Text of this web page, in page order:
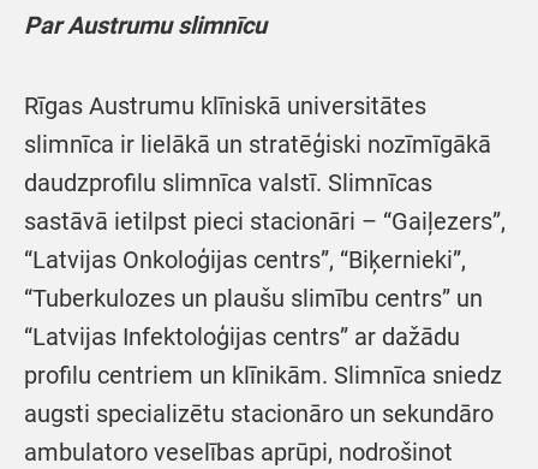
Par Austrumu slimnīcu
Rīgas Austrumu klīniskā universitātes
slimnīca ir lielākā un stratēģiski nozīmīgākā
daudzprofilu slimnīca valstī. Slimnīcas
sastāvā ietilpst pieci stacionāri – “Gaiļezers”,
“Latvijas Onkoloģijas centrs”, “Biķernieki”,
“Tuberkulozes un plaušu slimību centrs” un
“Latvijas Infektoloģijas centrs” ar dažādu
profilu centriem un klīnikām. Slimnīca sniedz
augsti specializētu stacionāro un sekundāro
ambulatoro veselības aprūpi, nodrošinot